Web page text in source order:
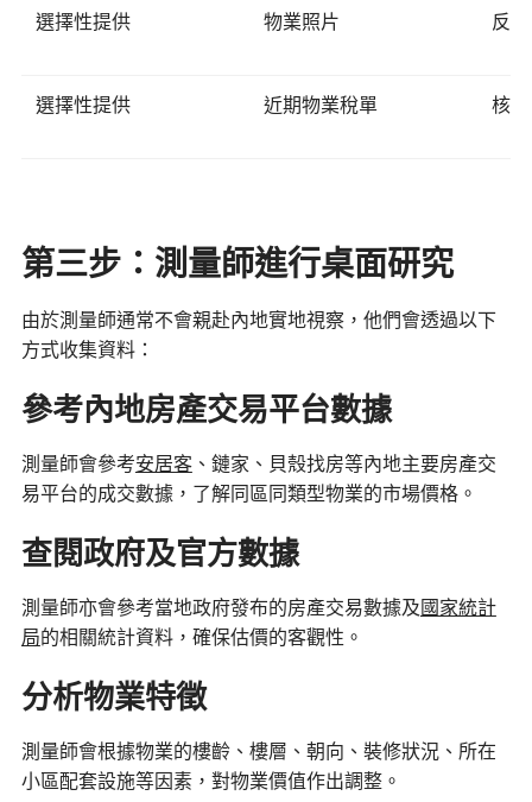
選擇性提供 物業照片 反
選擇性提供 近期物業稅單 核
第三步：測量師進行桌面研究
由於測量師通常不會親赴內地實地視察，他們會透過以下
方式收集資料：
參考內地房產交易平台數據
測量師會參考安居客、鏈家、貝殼找房等內地主要房產交
易平台的成交數據，了解同區同類型物業的市場價格。
查閱政府及官方數據
測量師亦會參考當地政府發布的房產交易數據及 國家統計
局的相關統計資料，確保估價的客觀性。
分析物業特徵
測量師會根據物業的樓齡、樓層、朝向、裝修狀況、所在
小區配套設施等因素，對物業價值作出調整。